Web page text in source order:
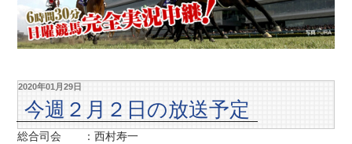
2020年01月29日
今週２月２日の放送予定
総合司会 ：西村寿一